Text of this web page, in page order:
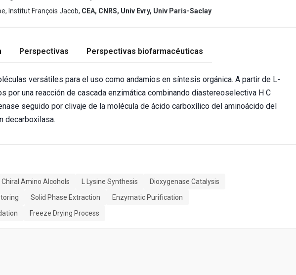
Institut François Jacob, CEA, CNRS, Univ Evry, Univ Paris-Saclay
Perspectivas Perspectivas biofarmacéuticas
versátiles para el uso como andamios en síntesis orgánica. A partir de L-
por una reacción de cascada enzimática combinando diastereoselectiva H C
seguido por clivaje de la molécula de ácido carboxílico del aminoácido del
decarboxilasa.
Chiral Amino Alcohols L Lysine Synthesis
Dioxygenase Catalysis
Solid Phase Extraction
Enzymatic Purification
Freeze Drying Process